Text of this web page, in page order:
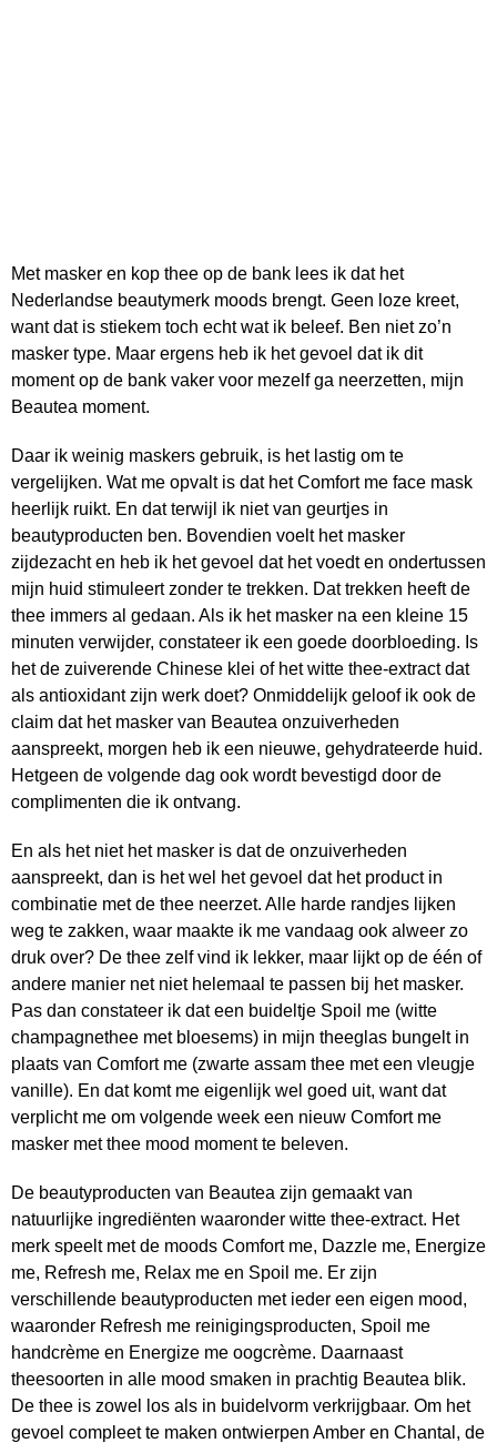
Met masker en kop thee op de bank lees ik dat het
Nederlandse beautymerk moods brengt. Geen loze kreet,
want dat is stiekem toch echt wat ik beleef. Ben niet zo’n
masker type. Maar ergens heb ik het gevoel dat ik dit
moment op de bank vaker voor mezelf ga neerzetten, mijn
Beautea moment.
Daar ik weinig maskers gebruik, is het lastig om te
vergelijken. Wat me opvalt is dat het Comfort me face mask
heerlijk ruikt. En dat terwijl ik niet van geurtjes in
beautyproducten ben. Bovendien voelt het masker
zijdezacht en heb ik het gevoel dat het voedt en ondertussen
mijn huid stimuleert zonder te trekken. Dat trekken heeft de
thee immers al gedaan. Als ik het masker na een kleine 15
minuten verwijder, constateer ik een goede doorbloeding. Is
het de zuiverende Chinese klei of het witte thee-extract dat
als antioxidant zijn werk doet? Onmiddelijk geloof ik ook de
claim dat het masker van Beautea onzuiverheden
aanspreekt, morgen heb ik een nieuwe, gehydrateerde huid.
Hetgeen de volgende dag ook wordt bevestigd door de
complimenten die ik ontvang.
En als het niet het masker is dat de onzuiverheden
aanspreekt, dan is het wel het gevoel dat het product in
combinatie met de thee neerzet. Alle harde randjes lijken
weg te zakken, waar maakte ik me vandaag ook alweer zo
druk over? De thee zelf vind ik lekker, maar lijkt op de één of
andere manier net niet helemaal te passen bij het masker.
Pas dan constateer ik dat een buideltje Spoil me (witte
champagnethee met bloesems) in mijn theeglas bungelt in
plaats van Comfort me (zwarte assam thee met een vleugje
vanille). En dat komt me eigenlijk wel goed uit, want dat
verplicht me om volgende week een nieuw Comfort me
masker met thee mood moment te beleven.
De beautyproducten van Beautea zijn gemaakt van
natuurlijke ingrediënten waaronder witte thee-extract. Het
merk speelt met de moods Comfort me, Dazzle me, Energize
me, Refresh me, Relax me en Spoil me. Er zijn
verschillende beautyproducten met ieder een eigen mood,
waaronder Refresh me reinigingsproducten, Spoil me
handcrème en Energize me oogcrème. Daarnaast
theesoorten in alle mood smaken in prachtig Beautea blik.
De thee is zowel los als in buidelvorm verkrijgbaar. Om het
gevoel compleet te maken ontwierpen Amber en Chantal, de